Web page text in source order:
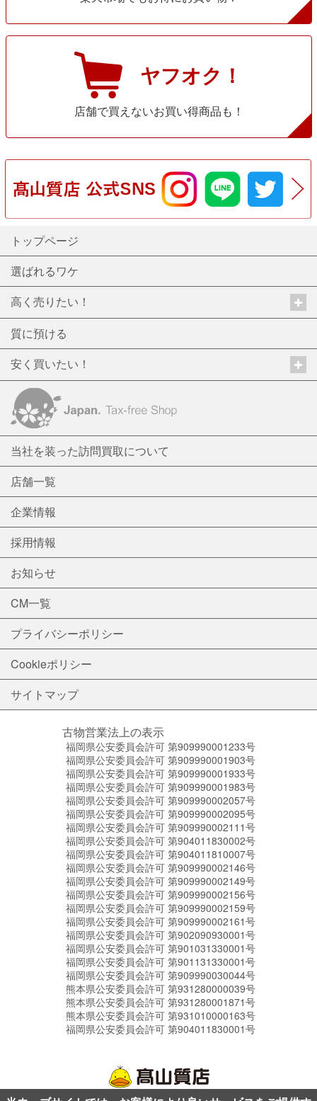
ヤフオク！
店舗で買えないお買い得商品も！
トップページ
選ばれるワケ
高く売りたい！
質に預ける
安く買いたい！
当社を装った訪問買取について
店舗一覧
企業情報
採用情報
お知らせ
CM一覧
プライバシーポリシー
Cookieポリシー
サイトマップ
古物営業法上の表示
福岡県公安委員会許可 第909990001233号
福岡県公安委員会許可 第909990001903号
福岡県公安委員会許可 第909990001933号
福岡県公安委員会許可 第909990001983号
福岡県公安委員会許可 第909990002057号
福岡県公安委員会許可 第909990002095号
福岡県公安委員会許可 第909990002111号
福岡県公安委員会許可 第904011830002号
福岡県公安委員会許可 第904011810007号
福岡県公安委員会許可 第909990002146号
福岡県公安委員会許可 第909990002149号
福岡県公安委員会許可 第909990002156号
福岡県公安委員会許可 第909990002159号
福岡県公安委員会許可 第909990002161号
福岡県公安委員会許可 第902090930001号
福岡県公安委員会許可 第901031330001号
福岡県公安委員会許可 第901131330001号
福岡県公安委員会許可 第909990030044号
熊本県公安委員会許可 第931280000039号
熊本県公安委員会許可 第931280001871号
熊本県公安委員会許可 第931010000163号
福岡県公安委員会許可 第904011830001号